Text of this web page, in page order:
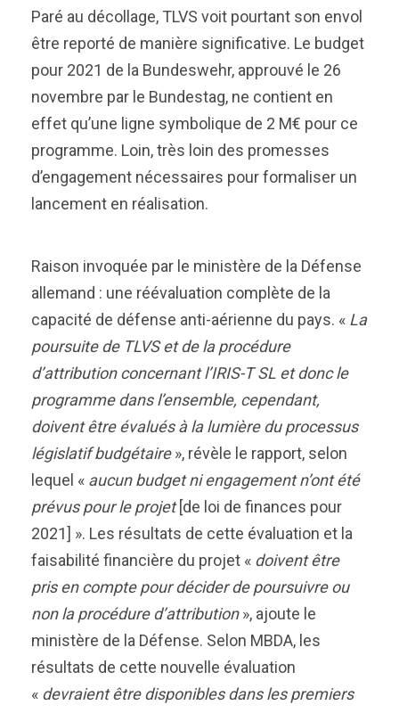
Paré au décollage, TLVS voit pourtant son envol
être reporté de manière significative. Le budget
pour 2021 de la Bundeswehr, approuvé le 26
novembre par le Bundestag, ne contient en
effet qu’une ligne symbolique de 2 M€ pour ce
programme. Loin, très loin des promesses
d’engagement nécessaires pour formaliser un
lancement en réalisation.
Raison invoquée par le ministère de la Défense
allemand : une réévaluation complète de la
capacité de défense anti-aérienne du pays. « La
poursuite de TLVS et de la procédure
d’attribution concernant l’IRIS-T SL et donc le
programme dans l’ensemble, cependant,
doivent être évalués à la lumière du processus
législatif budgétaire», révèle le rapport, selon
lequel « aucun budget ni engagement n’ont été
prévus pour le projet[de loi de finances pour
2021] ». Les résultats de cette évaluation et la
faisabilité financière du projet « doivent être
pris en compte pour décider de poursuivre ou
non la procédure d’attribution», ajoute le
ministère de la Défense. Selon MBDA, les
résultats de cette nouvelle évaluation
« devraient être disponibles dans les premiers